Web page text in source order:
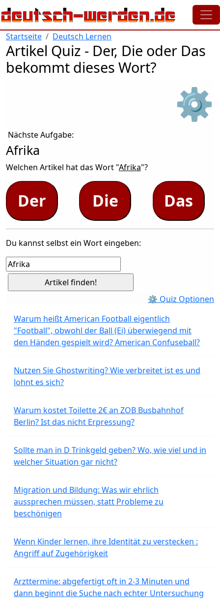
Direkt zum Inhalt
Startseite Deutsch Lernen
Artikel Quiz - Der, Die oder Das
bekommt dieses Wort?
⚙
Nächste Aufgabe:
Afrika
Welchen Artikel hat das Wort "Afrika"?
Der Die Das
Du kannst selbst ein Wort eingeben:
⚙ Quiz Optionen
Warum heißt American Football eigentlich
"Football", obwohl der Ball (Ei) überwiegend mit
den Händen gespielt wird? American Confuseball?
Nutzen Sie Ghostwriting? Wie verbreitet ist es und
lohnt es sich?
Warum kostet Toilette 2€ an ZOB Busbahnhof
Berlin? Ist das nicht Erpressung?
Sollte man in D Trinkgeld geben? Wo, wie viel und in
welcher Situation gar nicht?
Migration und Bildung: Was wir ehrlich
aussprechen müssen, statt Probleme zu
beschönigen
Wenn Kinder lernen, ihre Identität zu verstecken :
Angriff auf Zugehörigkeit
Arzttermine: abgefertigt oft in 2-3 Minuten und
dann beginnt die Suche nach echter Untersuchung